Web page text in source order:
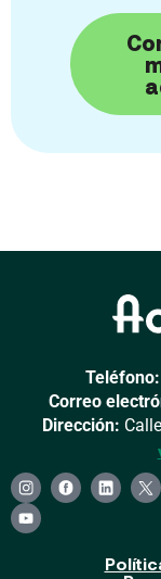
Teléfono:
Correo
Dirección: